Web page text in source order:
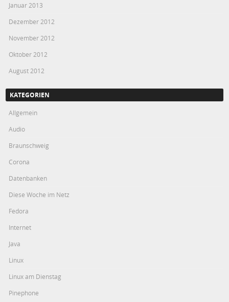
Januar 2013
Dezember 2012
November 2012
Oktober 2012
August 2012
KATEGORIEN
Allgemein
Audio
Braunschweig
Corona
Datenbanken
Diese Woche im Netz
Fedora
Internet
Java
Linux
Linux am Dienstag
Pinephone